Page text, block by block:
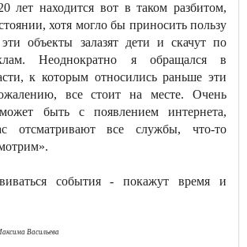
лет находится вот в таком разбитом,
хотя могло бы приносить пользу
эти объекты залазят дети и скачут по
Неоднократно я обращался в
к которым относились раньше эти
все стоит на месте. Очень
быть с появлением интернета,
отсматривают все службы, что-то
события - покажут время и
Васильева